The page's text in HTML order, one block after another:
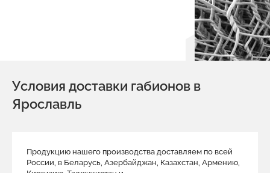
Условия доставки габионов в
Ярославль
Продукцию нашего производства доставляем по всей
России, в Беларусь, Азербайджан, Казахстан, Армению,